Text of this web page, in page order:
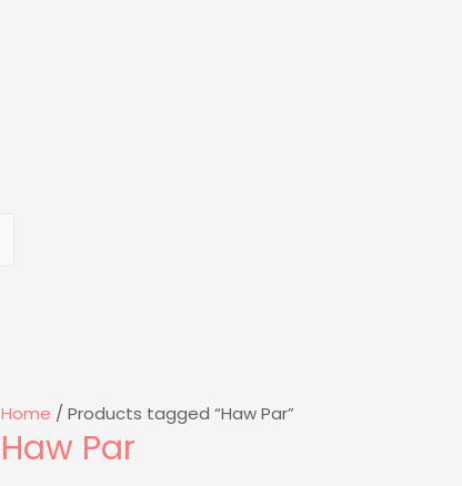
Home / Products tagged “Haw Par”
Haw Par